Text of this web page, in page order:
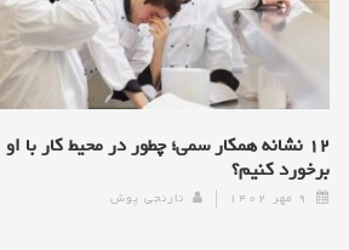
۱۲ نشانه همکار سمی؛ چطور در محیط کار با او
برخورد کنیم؟
۹ مهر ۱۴۰۲ نارنجی پوش